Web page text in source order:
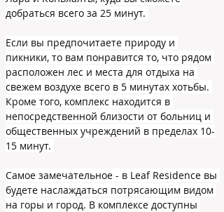
добраться всего за 25 минут.
Если вы предпочитаете природу и
пикники, то вам понравится то, что рядом
расположен лес и места для отдыха на
свежем воздухе всего в 5 минутах хотьбы.
Кроме того, комплекс находится в
непосредственной близости от больниц и
общественных учреждений в пределах 10-
15 минут.
Самое замечательное - в Leaf Residence вы
будете наслаждаться потрясающим видом
на горы и город. В комплексе доступны